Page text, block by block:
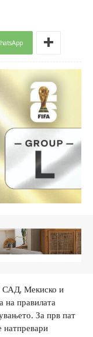
САД, Мекиско и
правилата
За прв пат
натпревари